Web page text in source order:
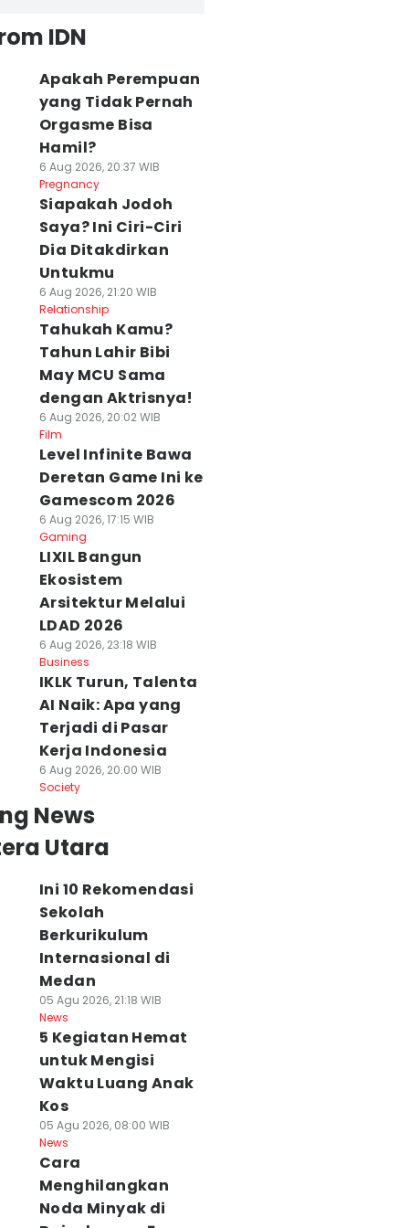
IDN
Apakah Perempuan
yang Tidak Pernah
Orgasme Bisa
Hamil?
6 Aug 2026, 20:37 WIB
Pregnancy
Siapakah Jodoh
Saya? Ini Ciri-Ciri
Dia Ditakdirkan
Untukmu
6 Aug 2026, 21:20 WIB
Relationship
Tahukah Kamu?
Tahun Lahir Bibi
May MCU Sama
dengan Aktrisnya!
6 Aug 2026, 20:02 WIB
Film
Level Infinite Bawa
Deretan Game Ini ke
Gamescom 2026
6 Aug 2026, 17:15 WIB
Gaming
LIXIL Bangun
Ekosistem
Arsitektur Melalui
LDAD 2026
6 Aug 2026, 23:18 WIB
Business
IKLK Turun, Talenta
AI Naik: Apa yang
Terjadi di Pasar
Kerja Indonesia
6 Aug 2026, 20:00 WIB
Society
News
Utara
Ini 10 Rekomendasi
Sekolah
Berkurikulum
Internasional di
Medan
05 Agu 2026, 21:18 WIB
News
5 Kegiatan Hemat
untuk Mengisi
Waktu Luang Anak
Kos
05 Agu 2026, 08:00 WIB
News
Cara
Menghilangkan
Noda Minyak di